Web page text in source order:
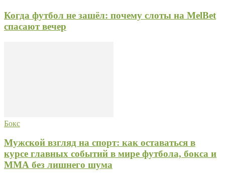
Когда футбол не зашёл: почему слоты на MelBet
спасают вечер
Бокс
Мужской взгляд на спорт: как оставаться в
курсе главных событий в мире футбола, бокса и
ММА без лишнего шума